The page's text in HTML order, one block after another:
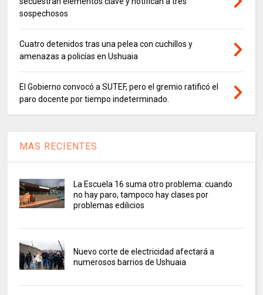
sospechosos
Cuatro detenidos tras una pelea con cuchillos y
amenazas a policías en Ushuaia
El Gobierno convocó a SUTEF, pero el gremio ratificó el
paro docente por tiempo indeterminado.
MAS RECIENTES
La Escuela 16 suma otro problema: cuando
no hay paro, tampoco hay clases por
problemas edilicios
Nuevo corte de electricidad afectará a
numerosos barrios de Ushuaia